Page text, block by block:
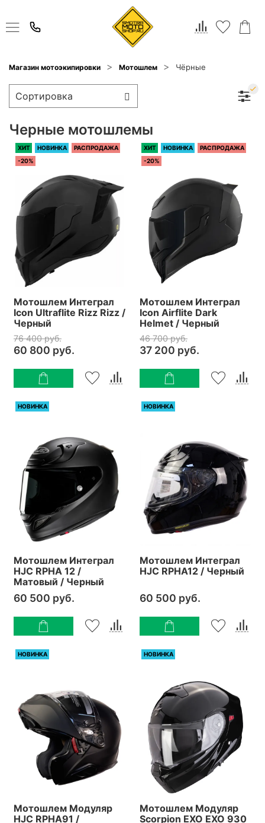
Магазин мотоэкипировки Мотошлем Чёрные
Черные мотошлемы
ХИТ НОВИНКА
РАСПРОДАЖА
-20%
Мотошлем Интеграл
Icon Ultraflite Rizz Rizz /
Черный
76 400 руб.
60 800 руб.
ХИТ НОВИНКА
РАСПРОДАЖА
-20%
Мотошлем Интеграл
Icon Airflite Dark
Helmet / Черный
46 700 руб.
37 200 руб.
НОВИНКА
Мотошлем Интеграл
HJC RPHA 12 /
Матовый / Черный
60 500 руб.
НОВИНКА
Мотошлем Интеграл
HJC RPHA12 / Черный
60 500 руб.
НОВИНКА
Мотошлем Модуляр
HJC RPHA91 /
НОВИНКА
Мотошлем Модуляр
Scorpion EXO EXO 930